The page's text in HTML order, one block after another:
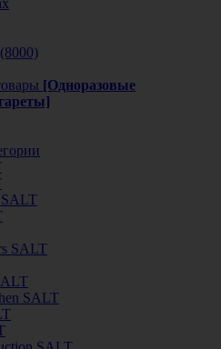
[Одноразовые
SALT
SALT